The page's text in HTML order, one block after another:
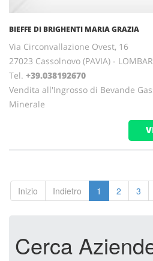
BIEFFE DI BRIGHENTI MARIA GRAZIA
Via Circonvallazione Ovest, 16
27023 Cassolnovo (PAVIA) -
Tel. +39.038192670
Vendita all'Ingrosso di Bevande
Minerale
Inizio Indietro 1 2 3
Cerca